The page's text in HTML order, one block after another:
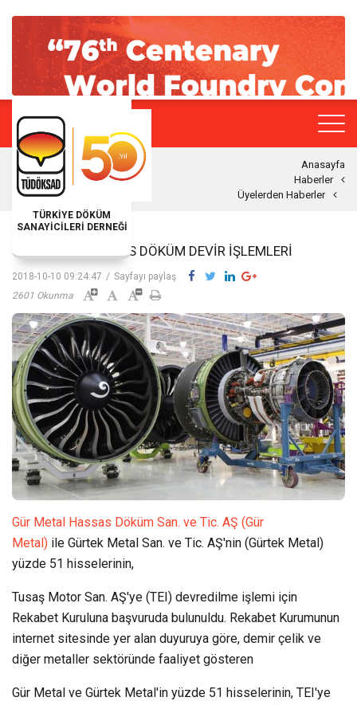
TÜRKİYE DÖKÜM
SANAYİCİLERİ DERNEĞİ
Anasayfa
Haberler
Üyelerden Haberler
GÜR METAL HASSAS DÖKÜM DEVIR İŞLEMLERI
2018-10-10 09:24:47 / Sayfayı paylaş
2601 Okunma
Gür Metal Hassas Döküm San. ve Tic. AŞ (Gür
Metal) ile Gürtek Metal San. ve Tic. AŞ'nin (Gürtek Metal)
yüzde 51 hisselerinin,
Tusaş Motor San. AŞ'ye (TEI) devredilme işlemi için
Rekabet Kuruluna başvuruda bulunuldu. Rekabet Kurumunun
internet sitesinde yer alan duyuruya göre, demir çelik ve
diğer metaller sektöründe faaliyet gösteren
Gür Metal ve Gürtek Metal'in yüzde 51 hisselerinin, TEI'ye